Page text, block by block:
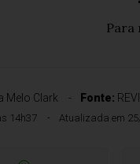
Para
Melo Clark Fonte:
14h37 Atualizada em